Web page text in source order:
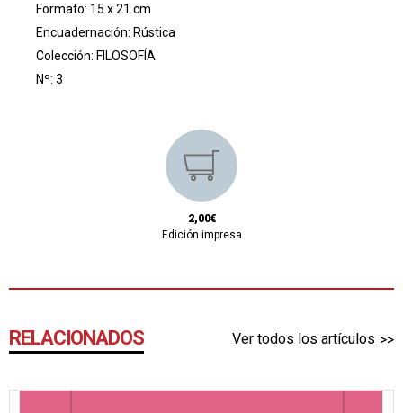
Formato: 15 x 21 cm
Encuadernación: Rústica
Colección: FILOSOFÍA
Nº: 3
2,00€
Edición impresa
RELACIONADOS Ver todos los artículos